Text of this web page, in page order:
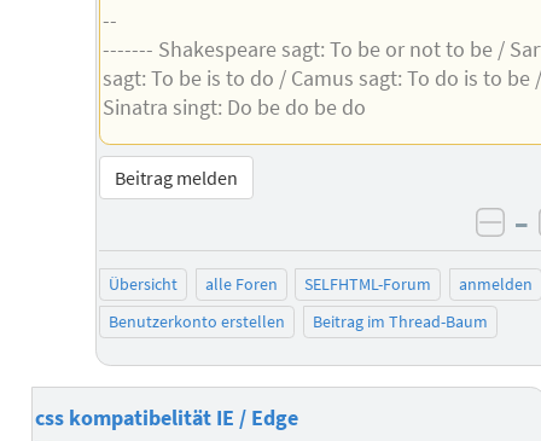
--
------- Shakespeare sagt: To be or not to be /
sagt: To be is to do / Camus sagt: To do is to be /
Sinatra singt: Do be do be do
Beitrag melden
–
Übersicht alle Foren SELFHTML-Forum
anmelden
Benutzerkonto erstellen
Beitrag im Thread-Baum
css kompatibelität IE / Edge